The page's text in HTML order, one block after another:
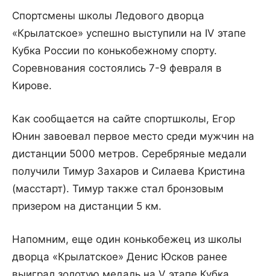
Спортсмены школы Ледового дворца
«Крылатское» успешно выступили на IV этапе
Кубка России по конькобежному спорту.
Соревнования состоялись 7-9 февраля в
Кирове.
Как сообщается на сайте спортшколы, Егор
Юнин завоевал первое место среди мужчин на
дистанции 5000 метров. Серебряные медали
получили Тимур Захаров и Силаева Кристина
(масстарт). Тимур также стал бронзовым
призером на дистанции 5 км.
Напомним, еще один конькобежец из школы
дворца «Крылатское» Денис Юсков ранее